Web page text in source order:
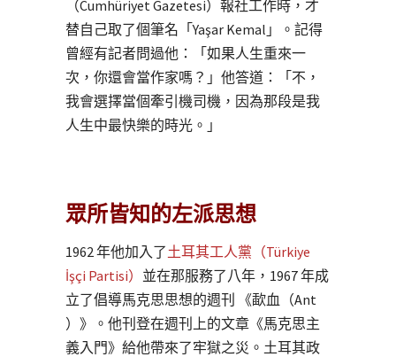
（Cumhüriyet Gazetesi）報社工作時，才
替自己取了個筆名「Yaşar Kemal」。記得
曾經有記者問過他：「如果人生重來一
次，你還會當作家嗎？」他答道：「不，
我會選擇當個牽引機司機，因為那段是我
人生中最快樂的時光。」
眾所皆知的左派思想
1962 年他加入了土耳其工人黨（Türkiye
İşçi Partisi） 並在那服務了八年，1967 年成
立了倡導馬克思思想的週刊 《歃血（Ant
）》。他刊登在週刊上的文章《馬克思主
義入門》給他帶來了牢獄之災。土耳其政